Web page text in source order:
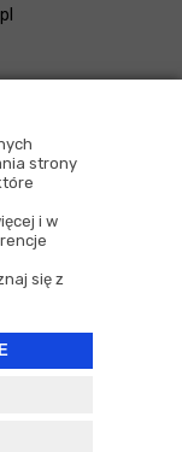
strony
i w
się z
House